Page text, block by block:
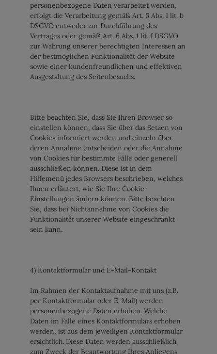
personenbezogene Daten verarbeitet werden,
erfolgt die Verarbeitung gemäß Art. 6 Abs. 1 lit. b
DSGVO entweder zur Durchführung des
Vertrages oder gemäß Art. 6 Abs. 1 lit. f DSGVO
zur Wahrung unserer berechtigten Interessen an
der bestmöglichen Funktionalität der Website
sowie einer kundenfreundlichen und effektiven
Ausgestaltung des Seitenbesuchs.
Bitte beachten Sie, dass Sie Ihren Browser so
einstellen können, dass Sie über das Setzen von
Cookies informiert werden und einzeln über
deren Annahme entscheiden oder die Annahme
von Cookies für bestimmte Fälle oder generell
ausschließen können. Diese ist in dem
Hilfemenü jedes Browsers beschrieben, welches
Ihnen erläutert, wie Sie Ihre Cookie-
Einstellungen ändern können. Bitte beachten
Sie, dass bei Nichtannahme von Cookies die
Funktionalität unserer Website eingeschränkt
sein kann.
4) Kontaktformular und E-Mail-Kontakt
Im Rahmen der Kontaktaufnahme mit uns (z.B.
per Kontaktformular oder E-Mail) werden
personenbezogene Daten erhoben. Welche
Daten im Falle eines Kontaktformulars erhoben
werden, ist aus dem jeweiligen Kontaktformular
ersichtlich. Diese Daten werden ausschließlich
zum Zweck der Beantwortung Ihres Anliegens